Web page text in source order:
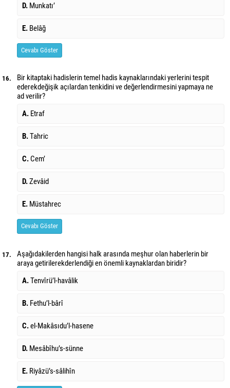
D. Munkatı’
E. Belâğ
Cevabı Göster
16.
Bir kitaptaki hadislerin temel hadis kaynaklarındaki yerlerini tespit
ederekdeğişik açılardan tenkidini ve değerlendirmesini yapmaya ne
ad verilir?
A. Etraf
B.Tahric
C.Cem’
D.Zevâid
E. Müstahrec
Cevabı Göster
17.
Aşağıdakilerden hangisi halk arasında meşhur olan haberlerin bir
araya getirilerekderlendiği en önemli kaynaklardan biridir?
A.Tenvîrü’l-havâlik
B. Fethu’l-bârî
C.el-Makâsıdu’l-hasene
D. Mesâbîhu’s-sünne
E. Riyâzü’s-sâlihîn